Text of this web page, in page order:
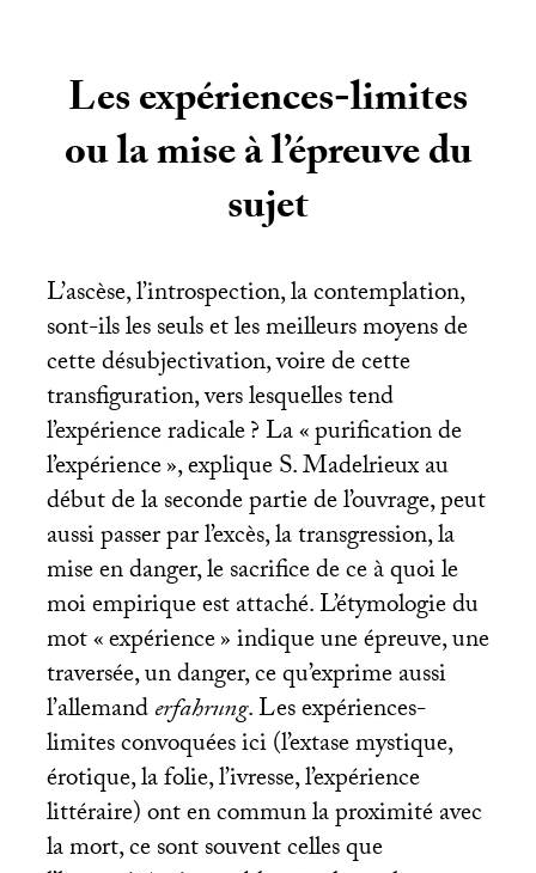
Les expériences-limites
ou la mise à l’épreuve du
sujet
L’ascèse, l’introspection, la contemplation,
sont-ils les seuls et les meilleurs moyens de
cette désubjectivation, voire de cette
transfiguration, vers lesquelles tend
l’expérience radicale? La «purification de
l’expérience», explique S. Madelrieux au
début de la seconde partie de l’ouvrage, peut
aussi passer par l’excès, la transgression, la
mise en danger, le sacrifice de ce à quoi le
moi empirique est attaché. L’étymologie du
mot «expérience» indique une épreuve, une
traversée, un danger, ce qu’exprime aussi
l’allemanderfahrung. Les expériences-
limites convoquées ici (l’extase mystique,
érotique, la folie, l’ivresse, l’expérience
littéraire) ont en commun la proximité avec
la mort, ce sont souvent celles que